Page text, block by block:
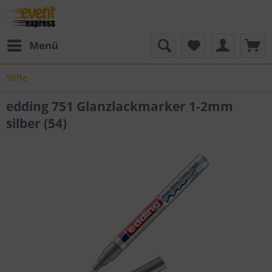
Menü
Stifte
edding 751 Glanzlackmarker 1-2mm
silber (54)